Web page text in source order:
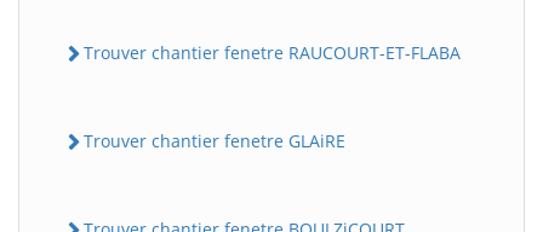
Trouver chantier fenetre RAUCOURT-ET-FLABA
Trouver chantier fenetre GLAiRE